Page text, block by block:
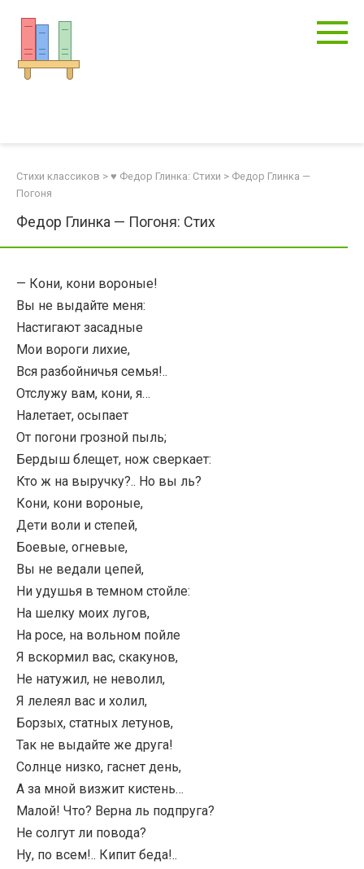
контенту
Стихи классиков > ♥ Федор Глинка: Стихи > Федор Глинка —
Погоня
Федор Глинка — Погоня: Стих
— Кони, кони вороные!
Вы не выдайте меня:
Настигают засадные
Мои вороги лихие,
Вся разбойничья семья!..
Отслужу вам, кони, я…
Налетает, осыпает
От погони грозной пыль;
Бердыш блещет, нож сверкает:
Кто ж на выручку?.. Но вы ль?
Кони, кони вороные,
Дети воли и степей,
Боевые, огневые,
Вы не ведали цепей,
Ни удушья в темном стойле:
На шелку моих лугов,
На росе, на вольном пойле
Я вскормил вас, скакунов,
Не натужил, не неволил,
Я лелеял вас и холил,
Борзых, статных летунов,
Так не выдайте же друга!
Солнце низко, гаснет день,
А за мной визжит кистень…
Малой! Что? Верна ль подпруга?
Не солгут ли повода?
Ну, по всем!.. Кипит беда!..